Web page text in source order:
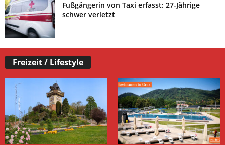
Fußgängerin von Taxi erfasst: 27-Jährige
schwer verletzt
Freizeit / Lifestyle